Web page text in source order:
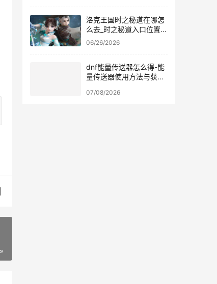
洛克王国时之秘道在哪怎
么去_时之秘道入口位置说
明
06/26/2026
dnf能量传送器怎么得-能
量传送器使用方法与获取
07/08/2026